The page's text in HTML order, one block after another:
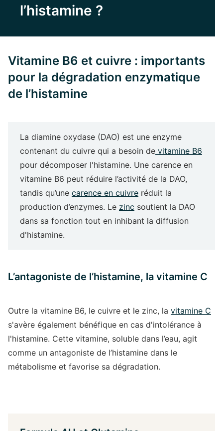
l’histamine ?
Vitamine B6 et cuivre : importants
pour la dégradation enzymatique
de l’histamine
La diamine oxydase (DAO) est une enzyme
contenant du cuivre qui a besoin de vitamine B6
pour décomposer l'histamine. Une carence en
vitamine B6 peut réduire l’activité de la DAO,
tandis qu’une carence en cuivre réduit la
production d’enzymes. Le zinc soutient la DAO
dans sa fonction tout en inhibant la diffusion
d'histamine.
L’antagoniste de l’histamine, la vitamine C
Outre la vitamine B6, le cuivre et le zinc, la vitamine C
s'avère également bénéfique en cas d'intolérance à
l'histamine. Cette vitamine, soluble dans l’eau, agit
comme un antagoniste de l’histamine dans le
métabolisme et favorise sa dégradation.